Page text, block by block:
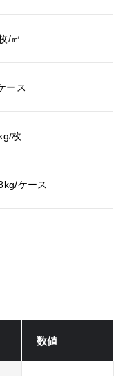
/㎡
ース
枚
ケース
数値